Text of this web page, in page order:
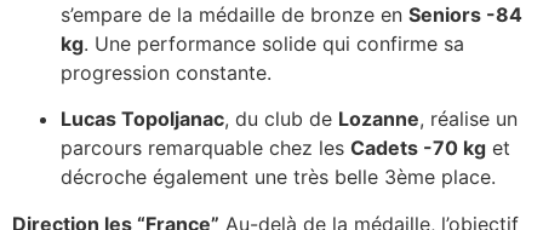
s’empare de la médaille de bronze en Seniors -84
kg. Une performance solide qui confirme sa
progression constante.
Lucas Topoljanac, du club de Lozanne, réalise un
parcours remarquable chez les Cadets -70 kg et
décroche également une très belle 3ème place.
Direction les “France” Au-delà de la médaille, l’objectif